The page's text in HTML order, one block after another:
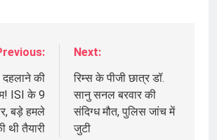
दहलाने की
ISI के 9
बड़े हमले
थी तैयारी
Next:
रिम्स के पीजी छात्र डॉ.
सानु सनल बरवार की
संदिग्ध मौत, पुलिस जांच में
जुटी